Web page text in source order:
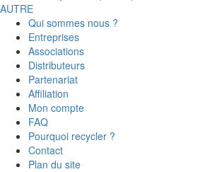
AUTRE
Qui sommes nous ?
Entreprises
Associations
Distributeurs
Partenariat
Affiliation
Mon compte
FAQ
Pourquoi recycler ?
Contact
Plan du site